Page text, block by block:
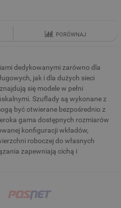
PORÓWNAJ
dedykowanymi zarówno dla
jak i dla dużych sieci
się modele w pełni
Szuflady są wykonane z
być otwierane bezpośrednio z
gama dostępnych rozmiarów
konfiguracji wkładów,
roboczej do własnych
zapewniają cichą i